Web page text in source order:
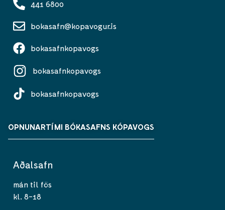
441 6800
bokasafn@kopavogur.is
bokasafnkopavogs
bokasafnkopavogs
bokasafnkopavogs
OPNUNARTÍMI BÓKASAFNS KÓPAVOGS
Aðalsafn
mán til fös
kl. 8-18